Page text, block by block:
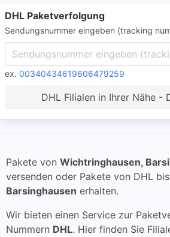
DHL Paketverfolgung
Sendungsnummer eingeben (tracking
ex. 00340434619606479259
DHL Filialen in Ihrer Nähe -
Pakete von Wichtringhausen,
versenden oder Pakete von DHL bis
Barsinghausen erhalten.
Wir bieten einen Service zur
Nummern DHL. Hier finden Sie